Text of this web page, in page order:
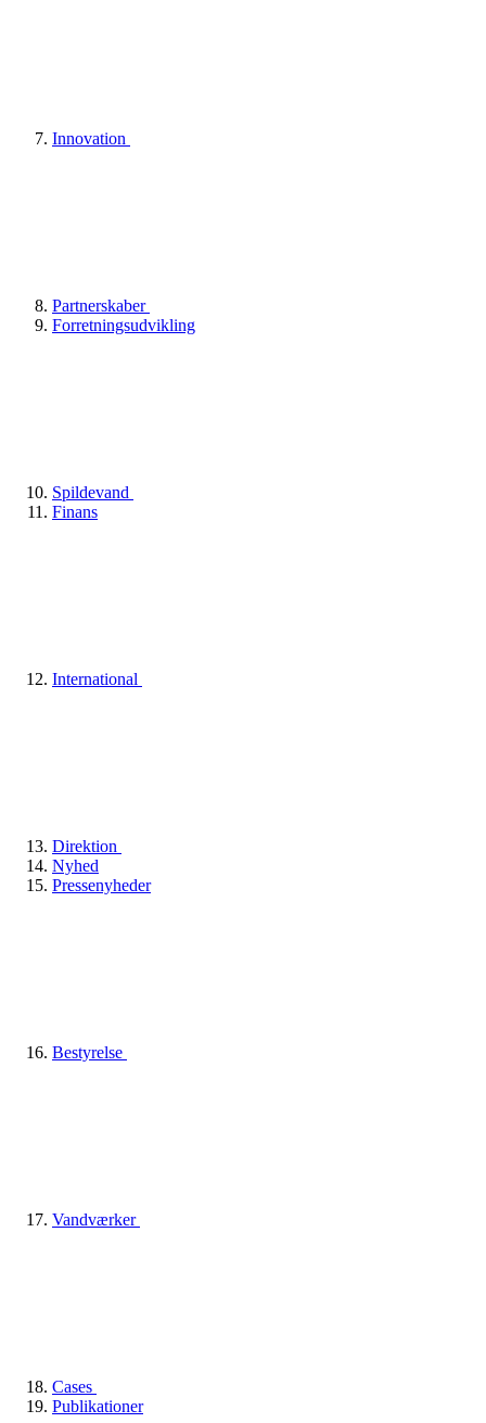
Innovation
Partnerskaber
Forretningsudvikling
Spildevand
Finans
International
Direktion
Nyhed
Pressenyheder
Bestyrelse
Vandværker
Cases
Publikationer